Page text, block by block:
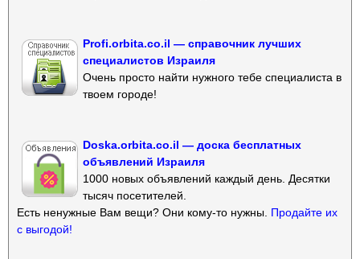
Profi.orbita.co.il — справочник лучших
специалистов Израиля
Очень просто найти нужного тебе специалиста в
твоем городе!
Doska.orbita.co.il — доска бесплатных
объявлений Израиля
1000 новых объявлений каждый день. Десятки
тысяч посетителей.
Есть ненужные Вам вещи? Они кому-то нужны. Продайте их
с выгодой!